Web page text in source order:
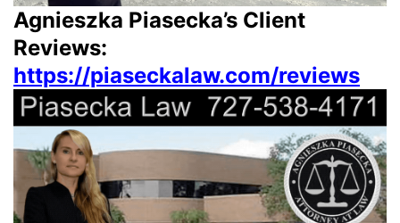
Agnieszka Piasecka’s Client
Reviews:
https://piaseckalaw.com/reviews